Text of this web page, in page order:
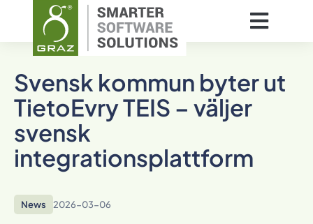
Svensk kommun byter ut
TietoEvry TEIS – väljer
svensk
integrationsplattform
News 2026-03-06